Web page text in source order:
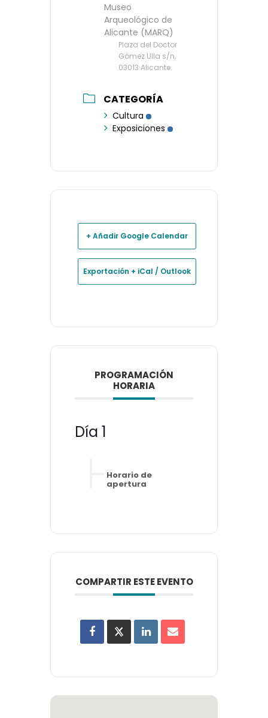
Museo
Arqueológico de
Alicante (MARQ)
Plaza del Doctor
Gómez Ulla s/n,
03013 Alicante.
CATEGORÍA
Cultura
Exposiciones
+ Añadir Google Calendar
Exportación + iCal / Outlook
PROGRAMACIÓN
HORARIA
Día 1
Horario de
apertura
COMPARTIR ESTE EVENTO